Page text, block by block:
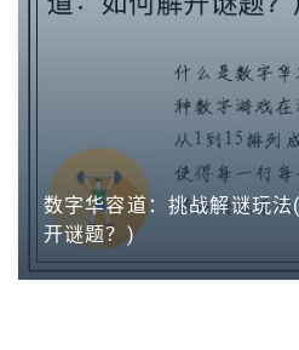
数字华容道：挑战解谜玩
开谜题？)